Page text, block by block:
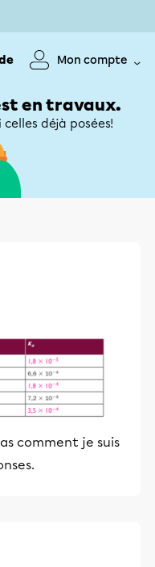
Mon compte
en travaux.
déjà posées!
comment je suis